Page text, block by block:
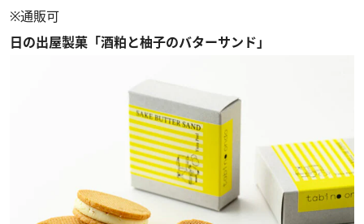
※通販可
日の出屋製菓「酒粕と柚子のバターサンド」